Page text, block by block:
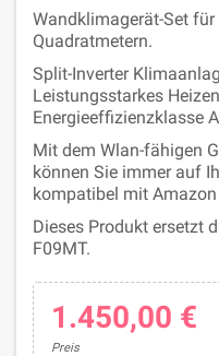
Wandklimagerät-Set
Quadratmetern.
Split-Inverter
Leistungsstarkes
Energieeffizienzklasse
Mit dem Wlan-fähigen
können Sie immer auf
kompatibel mit
Dieses Produkt ersetzt
F09MT.
1.450,00 €
Preis